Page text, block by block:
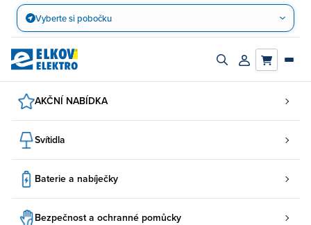
Přejít
obsah
Vyberte si pobočku
Zapnout/vypnout
Přihlásit/
AKČNÍ NABÍDKA
Svítidla
Baterie a nabíječky
Bezpečnost a ochranné pomůcky